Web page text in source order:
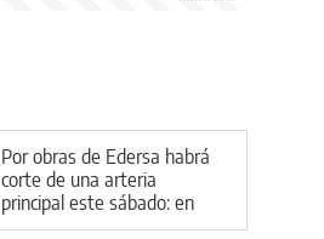
Por obras de Edersa habrá
corte de una arteria
principal este sábado: en
qué horarios será